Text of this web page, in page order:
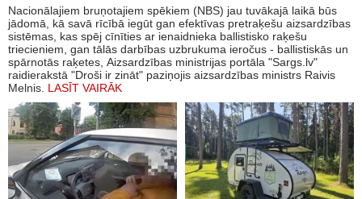
Nacionālajiem bruņotajiem spēkiem (NBS) jau tuvākajā laikā būs
jādomā, kā savā rīcībā iegūt gan efektīvas pretraķešu aizsardzības
sistēmas, kas spēj cīnīties ar ienaidnieka ballistisko raķešu
triecieniem, gan tālās darbības uzbrukuma ieročus - ballistiskās un
spārnotās raķetes, Aizsardzības ministrijas portāla "Sargs.lv"
raidierakstā "Droši ir zināt" paziņojis aizsardzības ministrs Raivis
Melnis. LASĪT VAIRĀK